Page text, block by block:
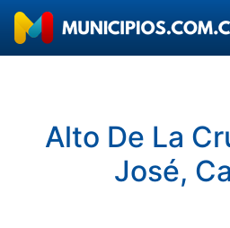
Alto De La
José,